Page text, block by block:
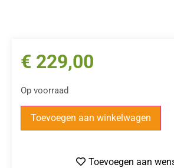
€ 229,00
Op voorraad
Toevoegen aan winkelwagen
Toevoegen aan